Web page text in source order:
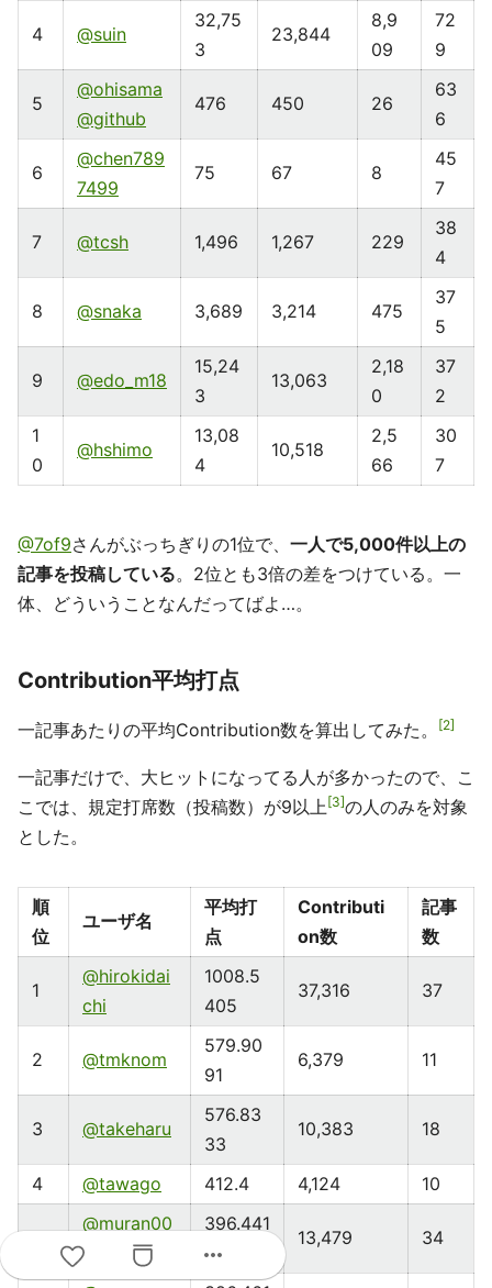
4 @suin
32,75
3
23,844
8,9
09
72
9
5
@ohisama
@github
476 450 26
63
6
6
@chen789
7499
75 67 8
45
7
7 @tcsh 1,496 1,267 229
38
4
8 @snaka 3,689 3,214 475
37
5
9 @edo_m18
15,24
3
13,063
2,18
0
37
2
1
0
@hshimo
13,08
4
10,518
2,5
66
30
7
@7of9さんがぶっちぎりの1位で、 一人で5,000件以上の
記事を投稿している。2位とも3倍の差をつけている。一
体、どういうことなんだってばよ…。
Contribution平均打点
一記事あたりの平均Contribution数を算出してみた。 2
一記事だけで、大ヒットになってる人が多かったので、こ
こでは、規定打席数（投稿数）が9以上 3 の人のみを対象
とした。
順
位
ユーザ名
平均打
点
Contributi
on数
記事
数
1
@hirokidai
chi
1008.5
405
37,316 37
2 @tmknom
579.90
91
6,379 11
3 @takeharu
576.83
33
10,383 18
4 @tawago 412.4 4,124 10
5
@muran00
1
396.441
2
13,479 34
more_horiz